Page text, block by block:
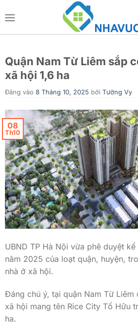
qua
Quận Nam Từ Liêm sắp
xã hội 1,6 ha
Đăng vào 8 Tháng 10, 2025 bởi Tường Vy
08
Th10
UBND TP Hà Nội vừa phê duyệt
năm 2025 của loạt quận, huyện,
nhà ở xã hội.
Đáng chú ý, tại quận Nam Từ Liêm
xã hội mang tên Rice City Tố Hữu
ha.